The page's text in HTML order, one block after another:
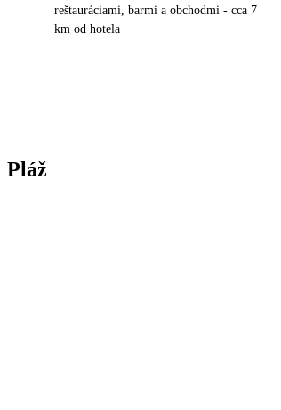
reštauráciami, barmi a obchodmi - cca 7
km od hotela
Pláž